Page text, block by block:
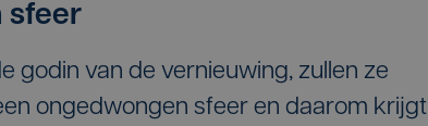
sfeer
godin van de vernieuwing, zullen ze
ongedwongen sfeer en daarom krijgt